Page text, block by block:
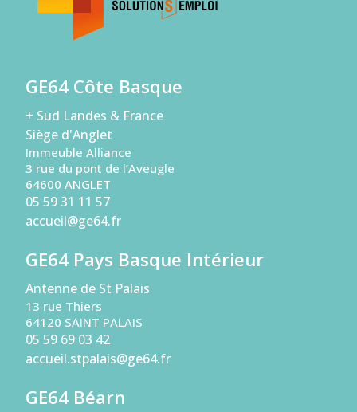
GE64 Côte Basque
+ Sud Landes & France
Siège d'Anglet
Immeuble Alliance
3 rue du pont de l’Aveugle
64600 ANGLET
05 59 31 11 57
accueil@ge64.fr
GE64 Pays Basque Intérieur
Antenne de St Palais
13 rue Thiers
64120 SAINT PALAIS
05 59 69 03 42
accueil.stpalais@ge64.fr
GE64 Béarn